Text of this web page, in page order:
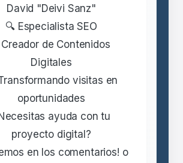
David "Deivi Sanz"
🔍 Especialista SEO
Creador de Contenidos
Digitales
visitas en
oportunidades
ayuda con tu
proyecto digital?
en los comentarios! o